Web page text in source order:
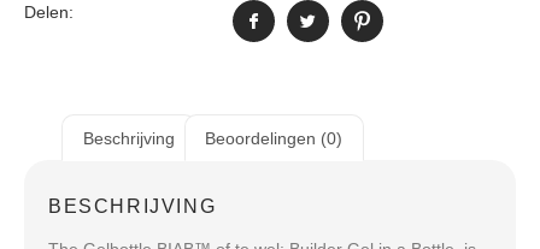
Delen:
Beschrijving Beoordelingen (0)
BESCHRIJVING